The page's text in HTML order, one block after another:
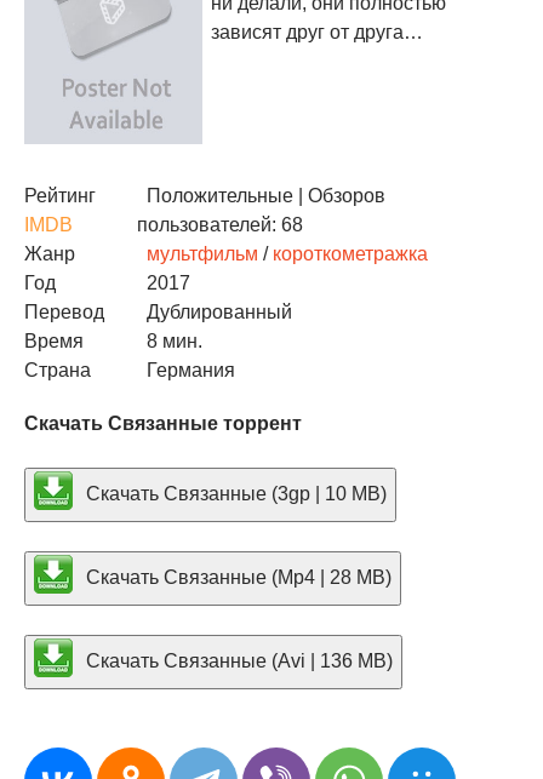
зависят друг от друга…
Рейтинг
IMDB
Положительные | Обзоров
пользователей: 68
Жанр
мультфильм / короткометражка
Год
2017
Перевод
Дублированный
Время
8 мин.
Страна
Германия
Скачать Связанные торрент
Скачать Связанные (3gp | 10 MB)
Скачать Связанные (Mp4 | 28 MB)
Скачать Связанные (Avi | 136 MB)